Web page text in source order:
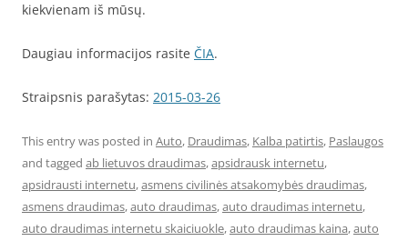
kiekvienam iš mūsų.
Daugiau informacijos rasite ČIA.
Straipsnis parašytas: 2015-03-26
This entry was posted in Auto, Draudimas, Kalba patirtis, Paslaugos
and tagged ab lietuvos draudimas,apsidrausk internetu,
apsidrausti internetu,asmens civilinės atsakomybės draudimas,
asmens draudimas,auto draudimas,auto draudimas internetu,
auto draudimas internetu skaiciuokle,auto draudimas kaina,auto